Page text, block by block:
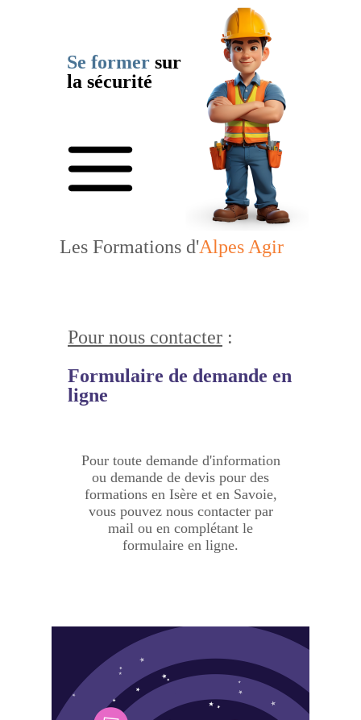
Se former sur
la sécurité
Les Formations d'Alpes Agir
Pour nous contacter :
Formulaire de demande en
ligne
Pour toute demande d'information
ou demande de devis pour des
formations en Isère et en Savoie,
vous pouvez nous contacter par
mail ou en complétant le
formulaire en ligne.